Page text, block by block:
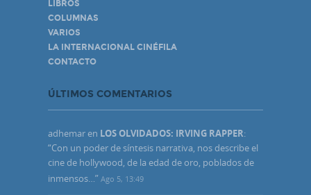
LIBROS
COLUMNAS
VARIOS
LA INTERNACIONAL CINÉFILA
CONTACTO
ÚLTIMOS COMENTARIOS
adhemar en LOS OLVIDADOS: IRVING RAPPER:
“Con un poder de síntesis narrativa, nos describe el
cine de hollywood, de la edad de oro, poblados de
inmensos…” Ago 5, 13:49